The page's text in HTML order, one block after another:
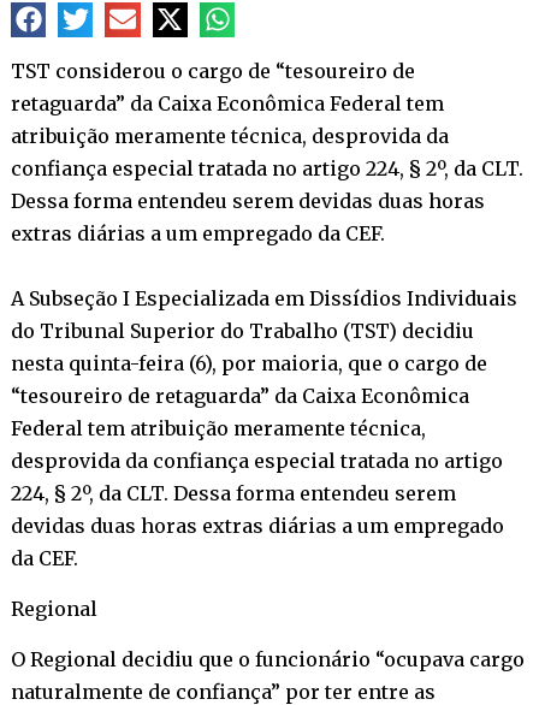
TST considerou o cargo de “tesoureiro de
retaguarda” da Caixa Econômica Federal tem
atribuição meramente técnica, desprovida da
confiança especial tratada no artigo 224, § 2º, da CLT.
Dessa forma entendeu serem devidas duas horas
extras diárias a um empregado da CEF.
A Subseção I Especializada em Dissídios Individuais
do Tribunal Superior do Trabalho (TST) decidiu
nesta quinta-feira (6), por maioria, que o cargo de
“tesoureiro de retaguarda” da Caixa Econômica
Federal tem atribuição meramente técnica,
desprovida da confiança especial tratada no artigo
224, § 2º, da CLT. Dessa forma entendeu serem
devidas duas horas extras diárias a um empregado
da CEF.
Regional
O Regional decidiu que o funcionário “ocupava cargo
naturalmente de confiança” por ter entre as